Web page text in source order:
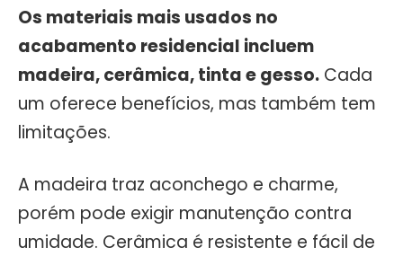
Os materiais mais usados no
acabamento residencial incluem
madeira, cerâmica, tinta e gesso. Cada
um oferece benefícios, mas também tem
limitações.
A madeira traz aconchego e charme,
porém pode exigir manutenção contra
umidade. Cerâmica é resistente e fácil de